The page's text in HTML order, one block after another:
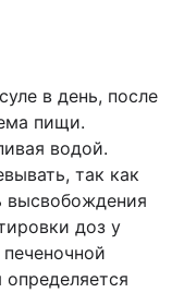
в день, после
пищи.
водой.
так как
высвобождения
доз у
определяется